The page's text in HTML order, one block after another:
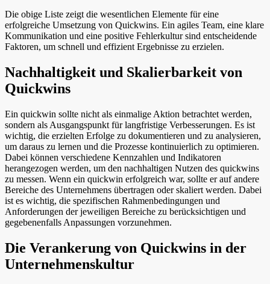
Die obige Liste zeigt die wesentlichen Elemente für eine
erfolgreiche Umsetzung von Quickwins. Ein agiles Team, eine klare
Kommunikation und eine positive Fehlerkultur sind entscheidende
Faktoren, um schnell und effizient Ergebnisse zu erzielen.
Nachhaltigkeit und Skalierbarkeit von
Quickwins
Ein quickwin sollte nicht als einmalige Aktion betrachtet werden,
sondern als Ausgangspunkt für langfristige Verbesserungen. Es ist
wichtig, die erzielten Erfolge zu dokumentieren und zu analysieren,
um daraus zu lernen und die Prozesse kontinuierlich zu optimieren.
Dabei können verschiedene Kennzahlen und Indikatoren
herangezogen werden, um den nachhaltigen Nutzen des quickwins
zu messen. Wenn ein quickwin erfolgreich war, sollte er auf andere
Bereiche des Unternehmens übertragen oder skaliert werden. Dabei
ist es wichtig, die spezifischen Rahmenbedingungen und
Anforderungen der jeweiligen Bereiche zu berücksichtigen und
gegebenenfalls Anpassungen vorzunehmen.
Die Verankerung von Quickwins in der
Unternehmenskultur